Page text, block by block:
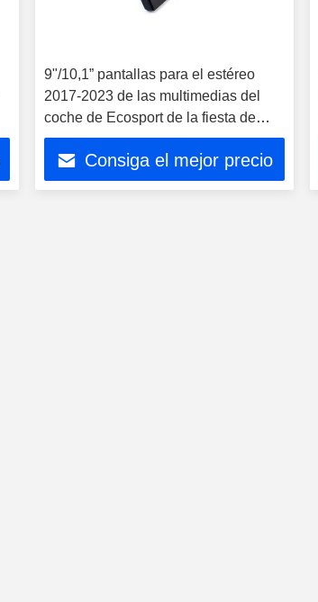
9"/10,1” pantallas para el estéreo
2017-2023 de las multimedias del
coche de Ecosport de la fiesta de
Ford Transit T250 Tourneo
Consiga el mejor precio